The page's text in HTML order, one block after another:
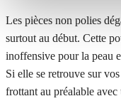
Les pièces non polies
surtout au début. Cette
inoffensive pour la peau
Si elle se retrouve sur
frottant au préalable